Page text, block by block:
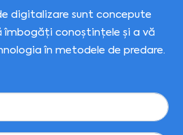
digitalizare sunt concepute
îmbogăți conoștințele și a vă
în metodele de predare.